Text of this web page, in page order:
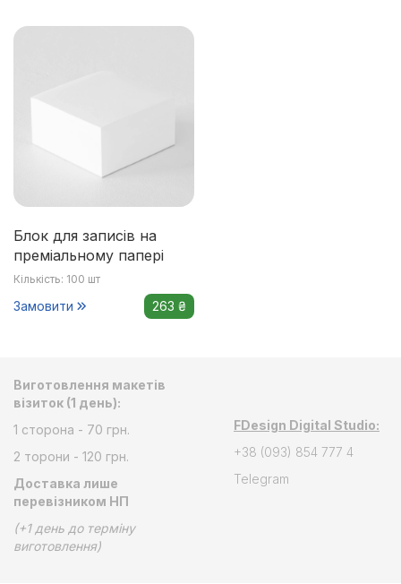
Блок для записів на
преміальному папері
Кількість: 100 шт
Замовити 263 ₴
Виготовлення макетів
візиток (1 день):
1 сторона - 70 грн.
2 торони - 120 грн.
Доставка лише
перевізником НП
(+1 день до терміну
виготовлення)
FDesign Digital Studio:
+38 (093) 854 777 4
Telegram